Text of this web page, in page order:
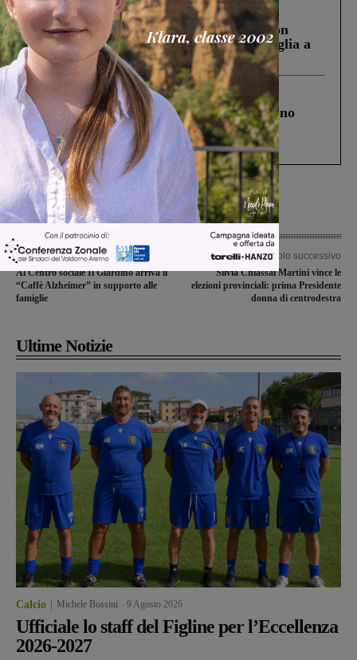
Cronaca 3 Agosto 2026
Scomparso da una struttura di Castiglion
Fiorentino l’uomo che aveva ucciso la figlia a
Levane nel 2020
Cronaca 4 Agosto 2026
Un anno fa la strage in A1 in cui morirono
Gianni, Giulia e Franco. Lo schianto, il
processo, lo stop ai sorpassi fra tir....
Articolo precedente
Al Centro sociale Il Giardino arriva il
“Caffè Alzheimer” in supporto alle
famiglie
Articolo successivo
Silvia Chiassai Martini vince le
elezioni provinciali: prima Presidente
donna di centrodestra
Ultime Notizie
Calcio Michele Bossini 9 Agosto 2026
Ufficiale lo staff del Figline per l’Eccellenza
2026-2027